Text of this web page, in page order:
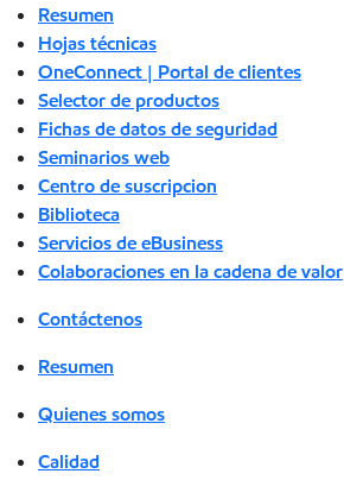
Resumen
Hojas técnicas
OneConnect | Portal de clientes
Selector de productos
Fichas de datos de seguridad
Seminarios web
Centro de suscripcion
Biblioteca
Servicios de eBusiness
Colaboraciones en la cadena de valor
Contáctenos
Resumen
Quienes somos
Calidad